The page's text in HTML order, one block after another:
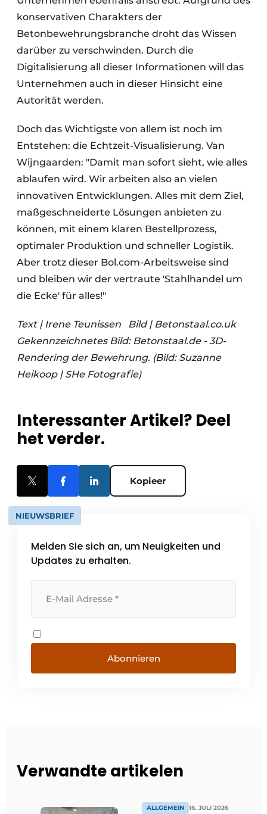
konservativen Charakters der
Betonbewehrungsbranche droht das Wissen
darüber zu verschwinden. Durch die
Digitalisierung all dieser Informationen will das
Unternehmen auch in dieser Hinsicht eine
Autorität werden.
Doch das Wichtigste von allem ist noch im
Entstehen: die Echtzeit-Visualisierung. Van
Wijngaarden: "Damit man sofort sieht, wie alles
ablaufen wird. Wir arbeiten also an vielen
innovativen Entwicklungen. Alles mit dem Ziel,
maßgeschneiderte Lösungen anbieten zu
können, mit einem klaren Bestellprozess,
optimaler Produktion und schneller Logistik.
Aber trotz dieser Bol.com-Arbeitsweise sind
und bleiben wir der vertraute 'Stahlhandel um
die Ecke' für alles!"
Text | Irene Teunissen
Bild | Betonstaal.co.uk
Gekennzeichnetes Bild: Betonstaal.de - 3D-
Rendering der Bewehrung. (Bild: Suzanne
Heikoop | SHe Fotografie)
Interessanter Artikel? Deel
het verder.
Kopieer
NIEUWSBRIEF
Melden Sie sich an, um Neuigkeiten und
Updates zu erhalten.
Abonnieren
Verwandte artikelen
ALLGEMEIN 16. JULI 2026